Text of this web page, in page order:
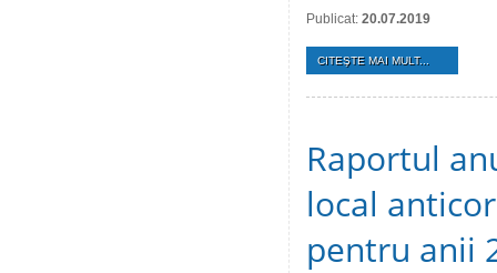
Publicat: 20.07.2019
CITEŞTE MAI MULT...
Raportul
local
pentru anii